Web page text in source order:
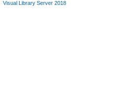
Visual Library Server 2018